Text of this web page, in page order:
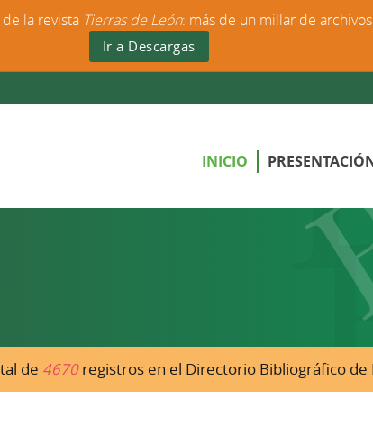
INICIO
de 4670registros en el Directorio Bibliográfico de
la revista Tierras de León: más de un millar de
Ir a Descargas